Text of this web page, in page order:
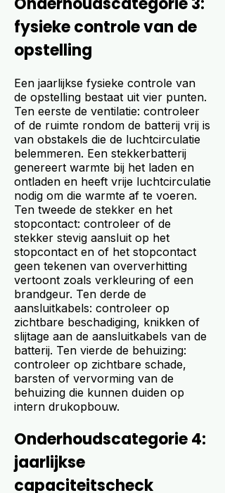
fysieke controle van de
opstelling
Een jaarlijkse fysieke controle van
de opstelling bestaat uit vier punten.
Ten eerste de ventilatie: controleer
of de ruimte rondom de batterij vrij is
van obstakels die de luchtcirculatie
belemmeren. Een stekkerbatterij
genereert warmte bij het laden en
ontladen en heeft vrije luchtcirculatie
nodig om die warmte af te voeren.
Ten tweede de stekker en het
stopcontact: controleer of de
stekker stevig aansluit op het
stopcontact en of het stopcontact
geen tekenen van oververhitting
vertoont zoals verkleuring of een
brandgeur. Ten derde de
aansluitkabels: controleer op
zichtbare beschadiging, knikken of
slijtage aan de aansluitkabels van de
batterij. Ten vierde de behuizing:
controleer op zichtbare schade,
barsten of vervorming van de
behuizing die kunnen duiden op
intern drukopbouw.
Onderhoudscategorie 4:
jaarlijkse
capaciteitscheck